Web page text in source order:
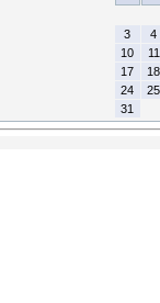
3
4
10
11
17
18
24
25
31